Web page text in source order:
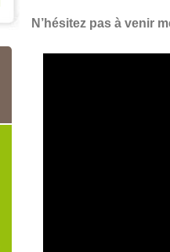
N’hésitez pas à venir